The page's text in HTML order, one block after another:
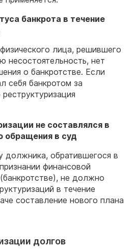
банкрота в течение
лица, решившего
несостоятельность, нет
о банкротстве. Если
себя банкротом за
не составлялся в
обращения в суд
должника, обратившегося в
финансовой
не должно
в течение
составление нового плана
долгов